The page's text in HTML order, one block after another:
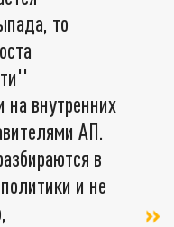
то
на внутренних
АП.
в
и не